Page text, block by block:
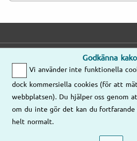
Godkänna
Vi använder inte funktionella
dock kommersiella cookies (för att
webbplatsen). Du hjälper oss genom
om du inte gör det kan du fortfarande
helt normalt.
E-post
Mejla oss gärna
så kontaktar vi
er!
Telefon
8.00–17.00